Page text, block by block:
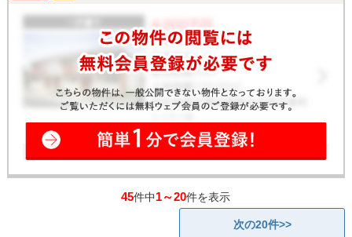
45件中1～20件を表示
次の20件>>